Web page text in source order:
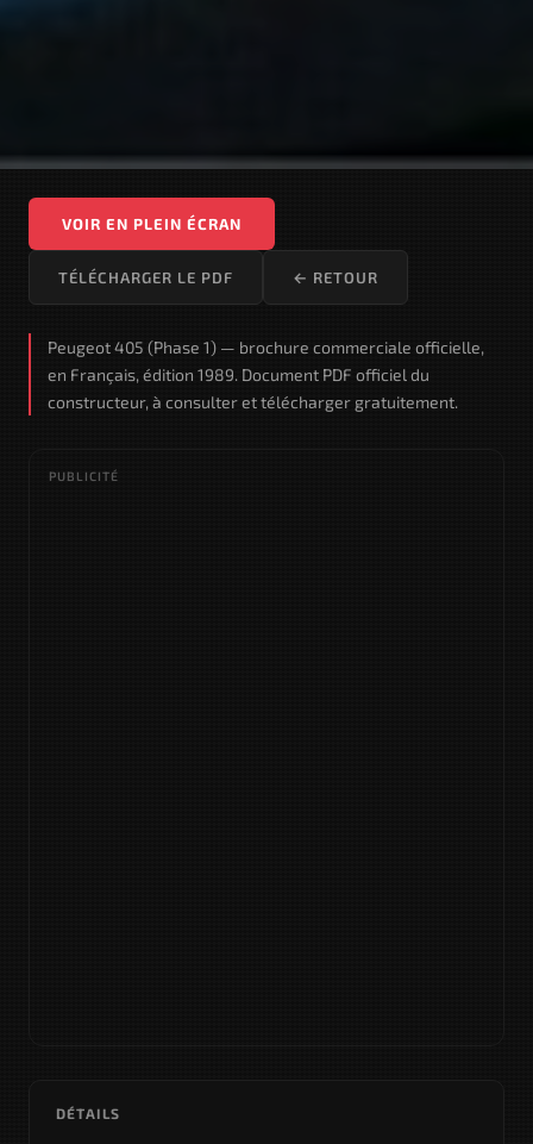
VOIR EN PLEIN ÉCRAN
TÉLÉCHARGER LE PDF ← RETOUR
Peugeot 405 (Phase 1) — brochure commerciale officielle,
en Français, édition 1989. Document PDF officiel du
constructeur, à consulter et télécharger gratuitement.
PUBLICITÉ
DÉTAILS